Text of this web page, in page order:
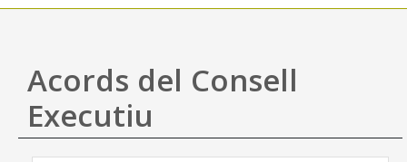
Utilitats
Ajuda
Acords del Consell
Executiu